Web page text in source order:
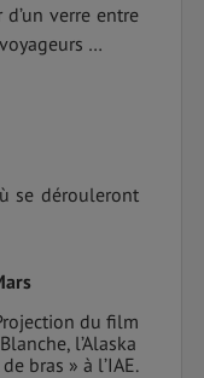
d’un verre entre
…
se dérouleront
du film
l’Alaska
bras » à l’IAE.